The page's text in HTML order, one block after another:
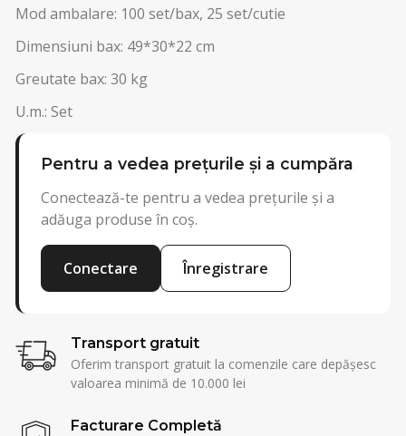
Mod ambalare: 100 set/bax, 25 set/cutie
Dimensiuni bax: 49*30*22 cm
Greutate bax: 30 kg
U.m.: Set
Pentru a vedea prețurile și a cumpăra
Conectează-te pentru a vedea prețurile și a
adăuga produse în coș.
Conectare Înregistrare
Transport gratuit
Oferim transport gratuit la comenzile care depășesc
valoarea minimă de 10.000 lei
Facturare Completă